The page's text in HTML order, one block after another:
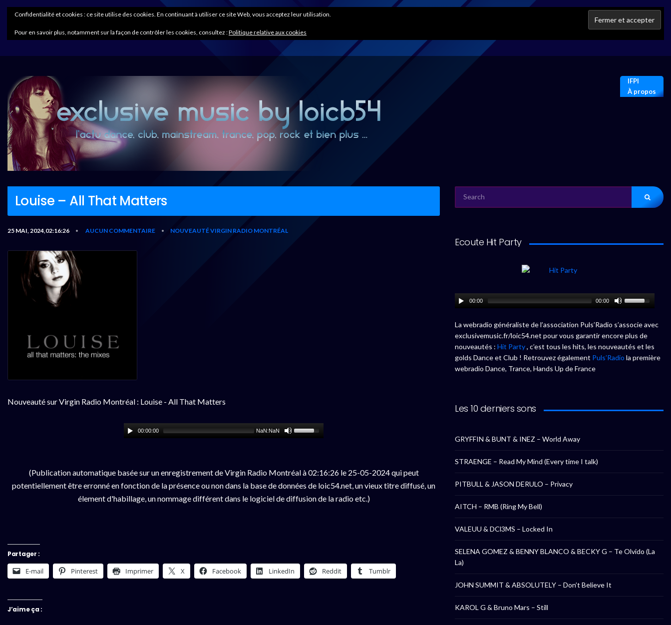
IFPI
À propos
Louise – All That Matters
25 MAI, 2024,02:16:26 • AUCUN COMMENTAIRE • NOUVEAUTÉ VIRGIN RADIO MONTRÉAL
Nouveauté sur Virgin Radio Montréal : Louise - All That Matters
00:00:00 NaN:NaN
(Publication automatique basée sur un enregistrement de Virgin Radio Montréal à 02:16:26 le 25-05-2024 qui peut
potentiellement être erronné en fonction de la présence ou non dans la base de données de loic54.net, un vieux titre diffusé, un
élement d'habillage, un nommage différent dans le logiciel de diffusion de la radio etc.)
Partager :
E-mail Pinterest Imprimer X Facebook LinkedIn Reddit Tumblr
J’aime ça :
FOR:
Ecoute Hit Party
00:00 00:00
La webradio généraliste de l’association Puls’Radio s’associe avec
exclusivemusic.fr/loic54.net pour vous garantir encore plus de
nouveautés : Hit Party, c’est tous les hits, les nouveautés et les
golds Dance et Club ! Retrouvez également Puls’Radio la première
webradio Dance, Trance, Hands Up de France
Les 10 derniers sons
GRYFFIN & BUNT & INEZ – World Away
STRAENGE – Read My Mind (Every time I talk)
PITBULL & JASON DERULO – Privacy
AITCH – RMB (Ring My Bell)
VALEUU & DCl3MS – Locked In
SELENA GOMEZ & BENNY BLANCO & BECKY G – Te Olvido (La
La)
JOHN SUMMIT & ABSOLUTELY – Don’t Believe It
KAROL G & Bruno Mars – Still
Confidentialité et cookies : ce site utilise des cookies. En continuant à utiliser ce site Web, vous acceptez leur utilisation.
Pour en savoir plus, notamment sur la façon de contrôler les cookies, consultez :Politique relative aux cookies